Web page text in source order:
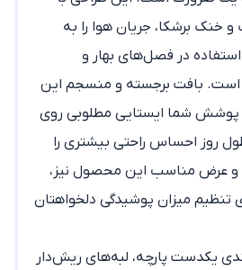
و خنک برشکا، جریان هوا را به
استفاده در فصل‌های بهار و
است. بافت برجسته و منسجم این
پوشش شما ایستایی مطلوبی روی
روز احساس راحتی بیشتری را
و عرض مناسب این محصول نیز،
تنظیم میزان پوشیدگی دلخواهتان
یکدست پارچه، لبه‌های ریش‌دار